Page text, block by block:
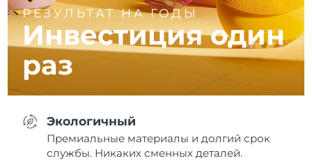
РЕЗУЛЬТАТ НА ГОДЫ
Инвестиция один
раз
Экологичный
Премиальные материалы и долгий срок
службы. Никаких сменных деталей.